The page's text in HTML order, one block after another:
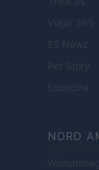
Viajar 365
ES Newz
Pet Story
Encocina
NORD